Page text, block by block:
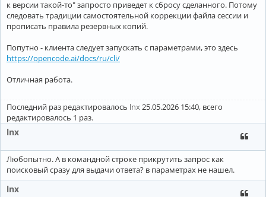
к версии такой-то" запросто приведет к сбросу сделанного. Потому
следовать традиции самостоятельной коррекции файла сессии и
прописать правила резервных копий.
Попутно - клиента следует запускать с параметрами, это здесь
https://opencode.ai/docs/ru/cli/
Отличная работа.
Последний раз редактировалось lnx25.05.2026 15:40, всего
редактировалось 1 раз.
lnx
Любопытно. А в командной строке прикрутить запрос как
поисковый сразу для выдачи ответа? в параметрах не нашел.
lnx